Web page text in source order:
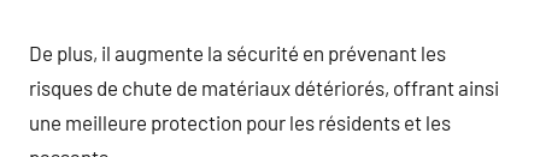
De plus, il augmente la sécurité en prévenant les
risques de chute de matériaux détériorés, offrant ainsi
une meilleure protection pour les résidents et les